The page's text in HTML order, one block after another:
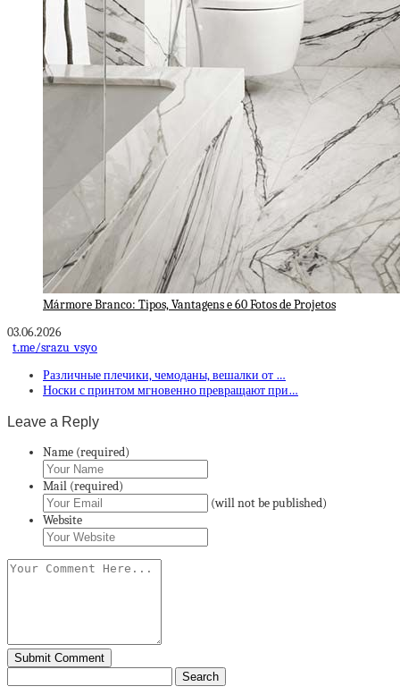
Mármore Branco: Tipos, Vantagens e 60 Fotos de Projetos
03.06.2026
t.me/srazu_vsyo
Различные плечики, чемоданы, вешалки от …
Носки с принтом мгновенно превращают при…
Leave a Reply
Name (required)
Mail (required)
(will not be published)
Website